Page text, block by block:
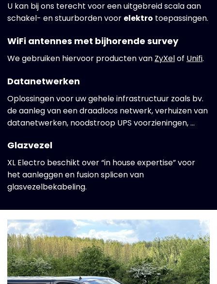
U kan bij ons terecht voor een uitgebreid scala aan
schakel- en stuurborden voor elektro toepassingen.
WiFi antennes met bijhorende survey
We gebruiken hiervoor producten van ZyXelof Unifi.
Datanetwerken
Oplossingen voor uw gehele infrastructuur zoals bv.
de aanleg van een draadloos netwerk, verhuizen van
datanetwerken, noodstroop UPS voorzieningen, …
Glazvezel
XL Electro beschikt over “in house expertise” voor
het aanleggen en fusion splicen van
glasvezelbekabeling.